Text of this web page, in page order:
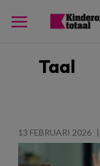
Taal
13 FEBRUARI 2026